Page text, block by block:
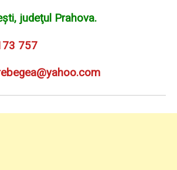
judeţul Prahova.
757